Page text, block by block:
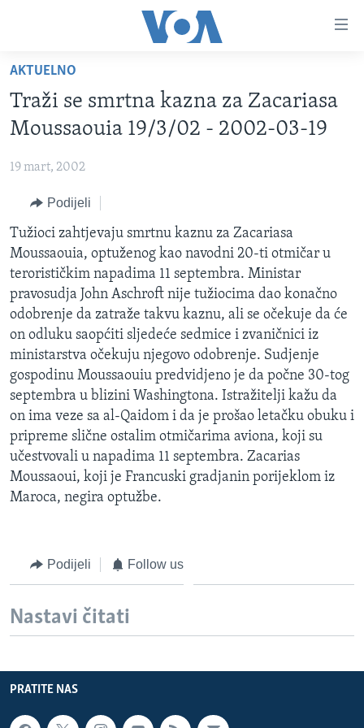
glavni
sadržaj
Pređi
na
glavnu
pretragu
VIJESTI
SJEDINJENE AMERIČKE DRŽAVE
BOSNA I HERCEGOVINA
NAUKA I TEHNOLOGIJA
SPECIJALNI PROJEKTI
KORUPCIJA
SLOBODA MEDIJA
ŽENSKA STRANA
IZBJEGLIČKA STRANA
MAGAZIN
O GLASU AMERIKE
Learning English
PRATITE NAS
Jezici
AKTUELNO
Traži se smrtna kazna za Zacariasa
Moussaouia 19/3/02 - 2002-03-19
19 mart, 2002
Podijeli
Tužioci zahtjevaju smrtnu kaznu za Zacariasa
Moussaouia, optuženog kao navodni 20-ti otmičar u
terorističkim napadima 11 septembra. Ministar
pravosudja John Aschroft nije tužiocima dao konačno
odobrenje da zatraže takvu kaznu, ali se očekuje da će
on odluku saopćiti sljedeće sedmice i zvaničnici iz
ministarstva očekuju njegovo odobrenje. Sudjenje
gospodinu Moussaouiu predvidjeno je da počne 30-tog
septembra u blizini Washingtona. Istražitelji kažu da
on ima veze sa al-Qaidom i da je prošao letačku obuku i
pripreme slične ostalim otmičarima aviona, koji su
učestvovali u napadima 11 septembra. Zacarias
Moussaoui, koji je Francuski gradjanin porijeklom iz
Maroca, negira optužbe.
Podijeli Follow us
Nastavi čitati
PRATITE NAS